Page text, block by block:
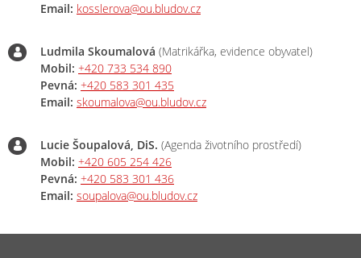
Email: kosslerova@ou.bludov.cz
Ludmila Skoumalová (Matrikářka, evidence obyvatel)
Mobil: +420 733 534 890
Pevná: +420 583 301 435
Email: skoumalova@ou.bludov.cz
Lucie Šoupalová, DiS. (Agenda životního prostředí)
Mobil: +420 605 254 426
Pevná: +420 583 301 436
Email: soupalova@ou.bludov.cz